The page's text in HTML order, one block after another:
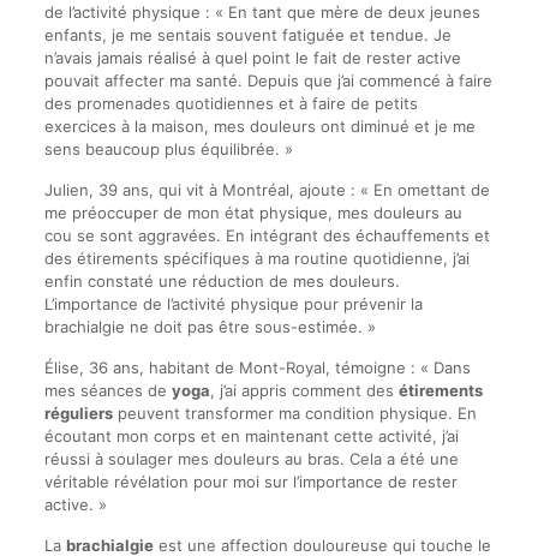
de l’activité physique : « En tant que mère de deux jeunes
enfants, je me sentais souvent fatiguée et tendue. Je
n’avais jamais réalisé à quel point le fait de rester active
pouvait affecter ma santé. Depuis que j’ai commencé à faire
des promenades quotidiennes et à faire de petits
exercices à la maison, mes douleurs ont diminué et je me
sens beaucoup plus équilibrée. »
Julien, 39 ans, qui vit à Montréal, ajoute : « En omettant de
me préoccuper de mon état physique, mes douleurs au
cou se sont aggravées. En intégrant des échauffements et
des étirements spécifiques à ma routine quotidienne, j’ai
enfin constaté une réduction de mes douleurs.
L’importance de l’activité physique pour prévenir la
brachialgie ne doit pas être sous-estimée. »
Élise, 36 ans, habitant de Mont-Royal, témoigne : « Dans
mes séances de yoga, j’ai appris comment des étirements
régulierspeuvent transformer ma condition physique. En
écoutant mon corps et en maintenant cette activité, j’ai
réussi à soulager mes douleurs au bras. Cela a été une
véritable révélation pour moi sur l’importance de rester
active. »
La brachialgieest une affection douloureuse qui touche le